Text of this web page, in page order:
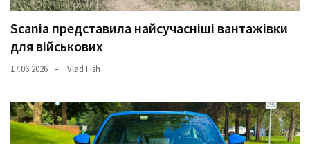
Scania представила найсучасніші вантажівки
для військових
17.06.2026 Vlad Fish